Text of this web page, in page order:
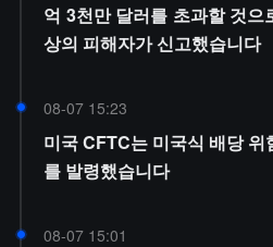
억 3천만 달러를 초과할 것
상의 피해자가 신고했습니다
08-07 15:23
미국 CFTC는 미국식 배당
를 발령했습니다
08-07 15:01